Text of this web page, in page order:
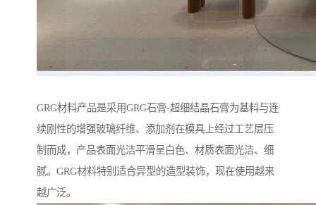
GRG材料产品是采用GRG石膏-超细结晶石膏为基料与连
续刚性的增强玻璃纤维、添加剂在模具上经过工艺层压
制而成，产品表面光洁平滑呈白色、材质表面光洁、细
腻。GRG材料特别适合异型的造型装饰，现在使用越来
越广泛。